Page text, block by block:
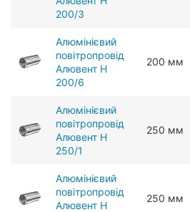
200/3
Алюмінієвий
повітропровід
Алювент Н
200/6
200 мм
Алюмінієвий
повітропровід
Алювент Н
250/1
250 мм
Алюмінієвий
повітропровід
Алювент Н
250 мм